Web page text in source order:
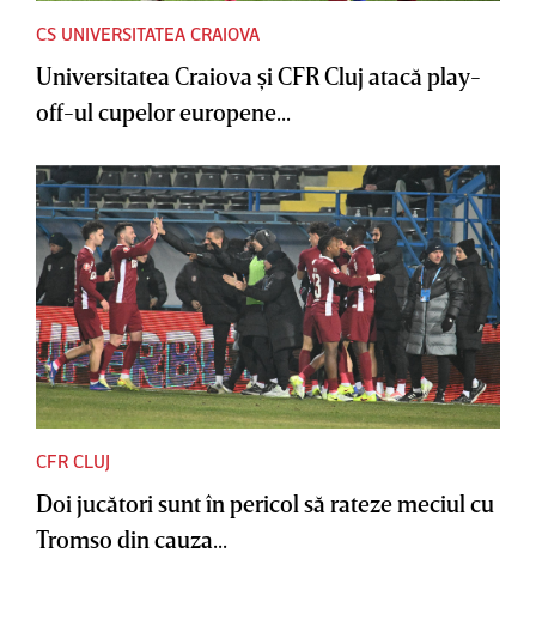
CS UNIVERSITATEA CRAIOVA
Universitatea Craiova şi CFR Cluj atacă play-
off-ul cupelor europene...
CFR CLUJ
Doi jucători sunt în pericol să rateze meciul cu
Tromso din cauza...